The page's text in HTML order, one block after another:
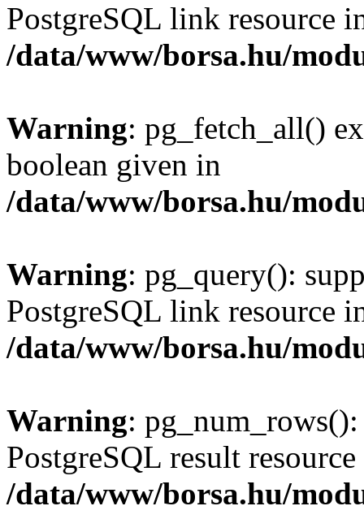
PostgreSQL link resource
/data/www/borsa.hu/
Warning: pg_fetch_all()
boolean given in
/data/www/borsa.hu/
Warning: pg_query():
PostgreSQL link resource
/data/www/borsa.hu/
Warning:
PostgreSQL result
/data/www/borsa.hu/